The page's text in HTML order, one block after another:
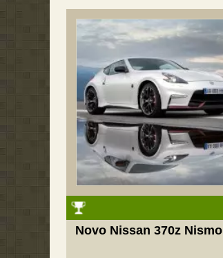
Novo Nissan 370z Nismo